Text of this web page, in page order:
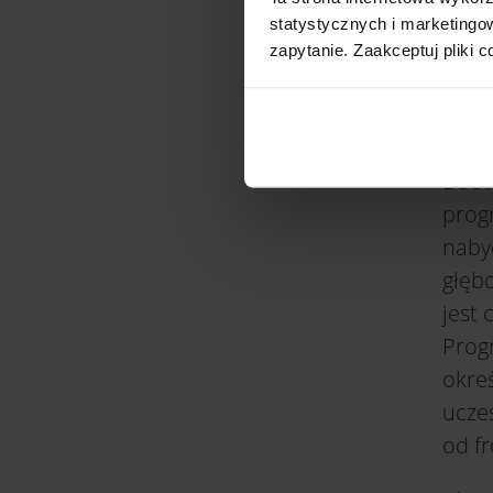
statystycznych i
zapytanie. Zaakceptuj pliki
jest
od